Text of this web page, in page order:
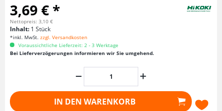
3,69 € *
Nettopreis: 3,10 €
Inhalt: 1 Stück
*inkl. MwSt. zzgl. Versandkosten
Voraussichtliche Lieferzeit: 2 - 3 Werktage
Bei Lieferverzögerungen informieren wir Sie umgehend.
IN DEN WARENKORB